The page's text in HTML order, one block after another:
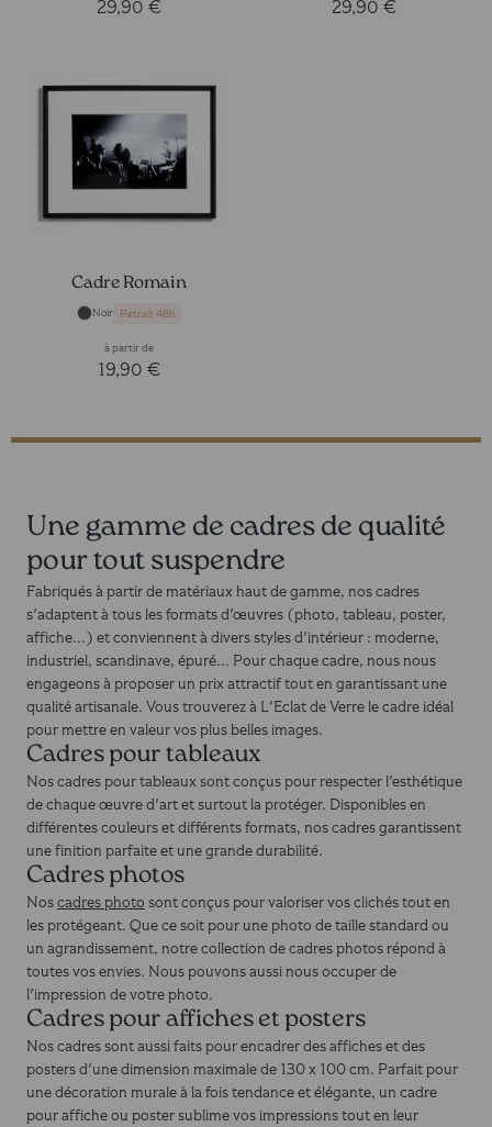
29,90 € 29,90 €
Cadre Romain
Noir Retrait 48h
à partir de
19,90 €
Une gamme de cadres de qualité
pour tout suspendre
Fabriqués à partir de matériaux haut de gamme, nos cadres
s'adaptent à tous les formats d'œuvres (photo, tableau, poster,
affiche...) et conviennent à divers styles d'intérieur : moderne,
industriel, scandinave, épuré... Pour chaque cadre, nous nous
engageons à proposer un prix attractif tout en garantissant une
qualité artisanale. Vous trouverez à L'Eclat de Verre le cadre idéal
pour mettre en valeur vos plus belles images.
Cadres pour tableaux
Nos cadres pour tableaux sont conçus pour respecter l'esthétique
de chaque œuvre d'art et surtout la protéger. Disponibles en
différentes couleurs et différents formats, nos cadres garantissent
une finition parfaite et une grande durabilité.
Cadres photos
Noscadres photo sont conçus pour valoriser vos clichés tout en
les protégeant. Que ce soit pour une photo de taille standard ou
un agrandissement, notre collection de cadres photos répond à
toutes vos envies. Nous pouvons aussi nous occuper de
l'impression de votre photo.
Cadres pour affiches et posters
Nos cadres sont aussi faits pour encadrer des affiches et des
posters d'une dimension maximale de 130 x 100 cm. Parfait pour
une décoration murale à la fois tendance et élégante, un cadre
pour affiche ou poster sublime vos impressions tout en leur